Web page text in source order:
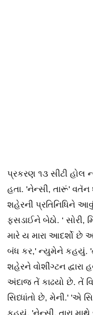
પ્રકરણ ૧૩ સીટી હોલ
હતા. 'નેન્સી, તારૂં'
શહેરની પ્રતિનિધિને
ફસડાઈને બેઠો. ‘
મારે ય મારા આદર્શો છે
બંધ કર,' ન્યુમેને કહયું.
શહેરને વોશીંગ્ટન
અંદાજ તેં કાઢયો છે. તેં
સિધ્ધાંતો છે, મેની.' 'એ
કહયું. 'નેન્સી, તારા